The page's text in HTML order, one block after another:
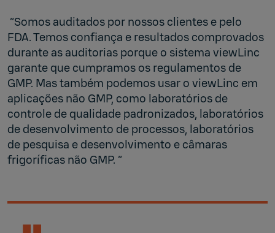
“Somos auditados por nossos clientes e pelo
FDA. Temos confiança e resultados comprovados
durante as auditorias porque o sistema viewLinc
garante que cumpramos os regulamentos de
GMP. Mas também podemos usar o viewLinc em
aplicações não GMP, como laboratórios de
controle de qualidade padronizados, laboratórios
de desenvolvimento de processos, laboratórios
de pesquisa e desenvolvimento e câmaras
frigoríficas não GMP. ”